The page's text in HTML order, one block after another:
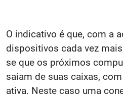
O indicativo é que, com a
dispositivos cada vez
se que os próximos
saiam de suas caixas,
ativa. Neste caso uma